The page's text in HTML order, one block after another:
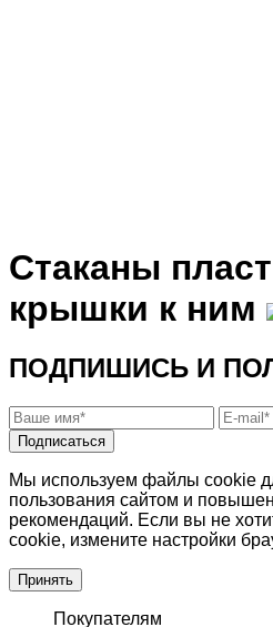
Стаканы
крышки к ним
ПОДПИШИСЬ И
Подписаться
Мы используем файлы cookie
пользования сайтом и
рекомендаций. Если вы не
cookie, измените настройки
Принять
Покупателям